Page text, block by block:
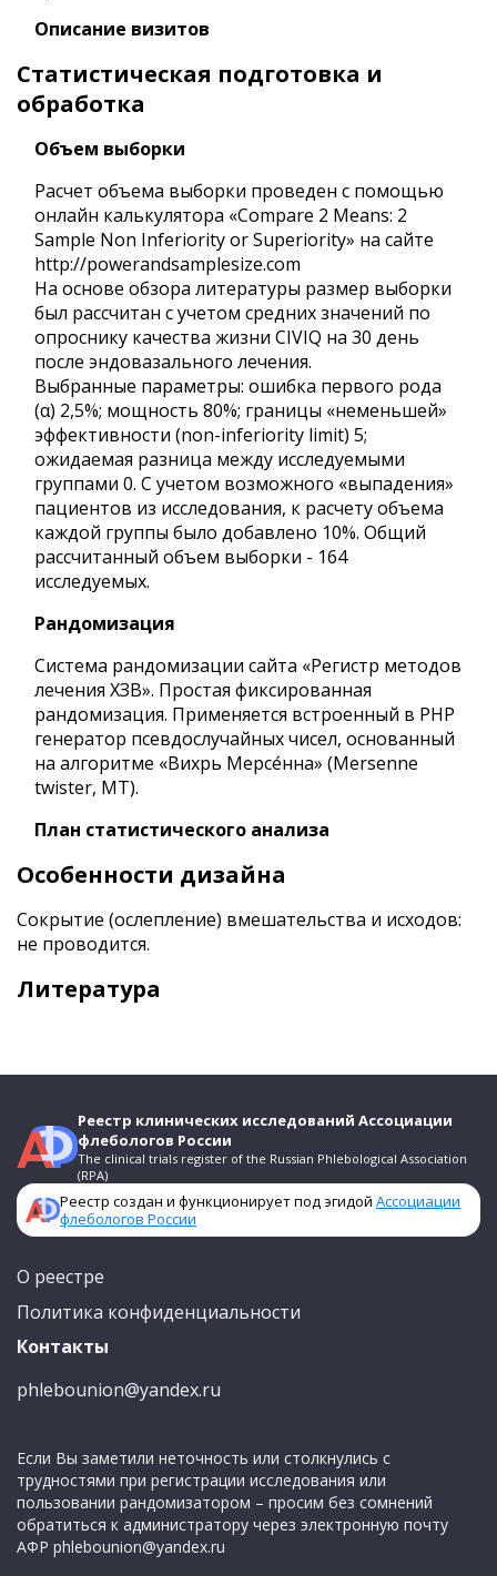
Описание визитов
Статистическая подготовка и
обработка
Объем выборки
Расчет объема выборки проведен с помощью
онлайн калькулятора «Compare 2 Means: 2
Sample Non Inferiority or Superiority» на сайте
http://powerandsamplesize.com
На основе обзора литературы размер выборки
был рассчитан с учетом средних значений по
опроснику качества жизни CIVIQ на 30 день
после эндовазального лечения.
Выбранные параметры: ошибка первого рода
(α) 2,5%; мощность 80%; границы «неменьшей»
эффективности (non-inferiority limit) 5;
ожидаемая разница между исследуемыми
группами 0. С учетом возможного «выпадения»
пациентов из исследования, к расчету объема
каждой группы было добавлено 10%. Общий
рассчитанный объем выборки - 164
исследуемых.
Рандомизация
Система рандомизации сайта «Регистр методов
лечения ХЗВ». Простая фиксированная
рандомизация. Применяется встроенный в PHP
генератор псевдослучайных чисел, основанный
на алгоритме «Вихрь Мерсе́нна» (Mersenne
twister, MT).
План статистического анализа
Особенности дизайна
Сокрытие (ослепление) вмешательства и исходов:
не проводится.
Литература
Реестр клинических исследований Ассоциации
флебологов России
The clinical trials register of the Russian Phlebological Association
(RPA)
Реестр создан и функционирует под эгидойАссоциации
флебологов России
О реестре
Политика конфиденциальности
Контакты
phlebounion@yandex.ru
Если Вы заметили неточность или столкнулись с
трудностями при регистрации исследования или
пользовании рандомизатором – просим без сомнений
обратиться к администратору через электронную почту
АФР phlebounion@yandex.ru